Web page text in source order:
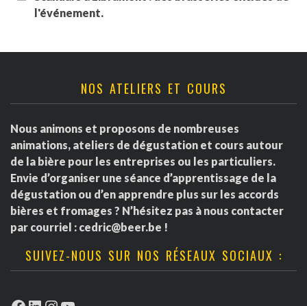
l'événement.
NOS ATELIERS ET COURS
Nous animons et proposons de nombreuses
animations, ateliers de dégustation et cours autour
de la bière pour les entreprises ou les particuliers.
Envie d’organiser une séance d’apprentissage de la
dégustation ou d’en apprendre plus sur les accords
bières et fromages ? N’hésitez pas à nous contacter
par courriel : cedric@beer.be !
SUIVEZ-NOUS SUR NOS RÉSEAUX SOCIAUX :